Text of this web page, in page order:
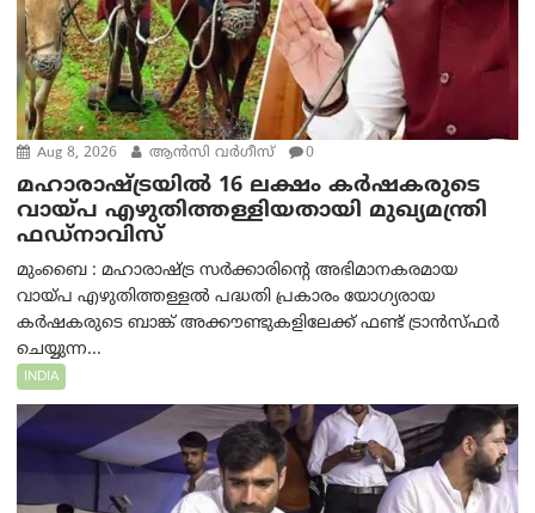
Aug 8, 2026 ആന്‍സി വര്‍ഗീസ് 0
മഹാരാഷ്ട്രയിൽ 16 ലക്ഷം കർഷകരുടെ
വായ്പ എഴുതിത്തള്ളിയതായി മുഖ്യമന്ത്രി
ഫഡ്‌നാവിസ്
മുംബൈ : മഹാരാഷ്ട്ര സർക്കാരിന്റെ അഭിമാനകരമായ
വായ്പ എഴുതിത്തള്ളൽ പദ്ധതി പ്രകാരം യോഗ്യരായ
കർഷകരുടെ ബാങ്ക് അക്കൗണ്ടുകളിലേക്ക് ഫണ്ട് ട്രാൻസ്ഫർ
ചെയ്യുന്ന...
INDIA